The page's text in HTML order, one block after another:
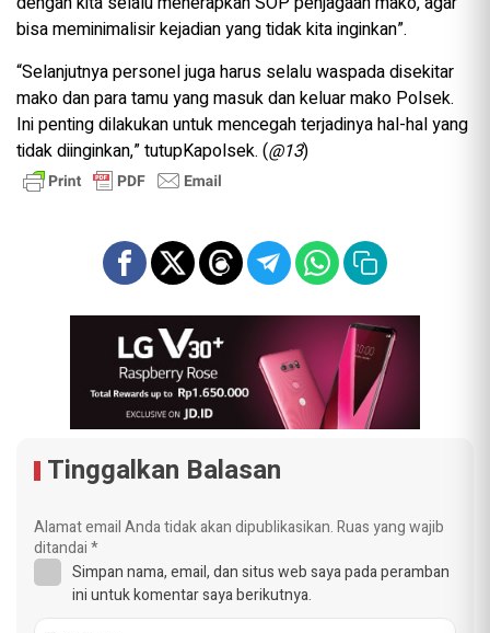
bisa meminimalisir kejadian yang tidak kita inginkan”.
“Selanjutnya personel juga harus selalu waspada disekitar
mako dan para tamu yang masuk dan keluar mako Polsek.
Ini penting dilakukan untuk mencegah terjadinya hal-hal yang
tidak diinginkan,” tutupKapolsek. (@13)
Tinggalkan Balasan
Alamat email Anda tidak akan dipublikasikan.Ruas yang wajib
ditandai*
Simpan nama, email, dan situs web saya pada peramban
ini untuk komentar saya berikutnya.